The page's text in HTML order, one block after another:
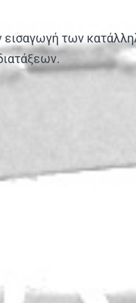
εισαγωγή των